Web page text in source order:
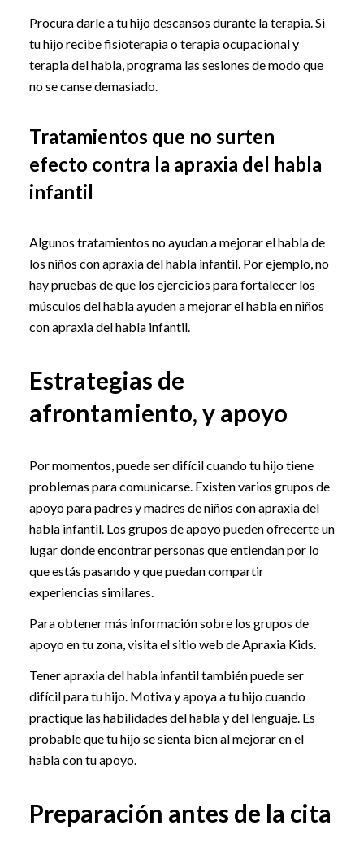
Procura darle a tu hijo descansos durante la terapia. Si
tu hijo recibe fisioterapia o terapia ocupacional y
terapia del habla, programa las sesiones de modo que
no se canse demasiado.
Tratamientos que no surten
efecto contra la apraxia del habla
infantil
Algunos tratamientos no ayudan a mejorar el habla de
los niños con apraxia del habla infantil. Por ejemplo, no
hay pruebas de que los ejercicios para fortalecer los
músculos del habla ayuden a mejorar el habla en niños
con apraxia del habla infantil.
Estrategias de
afrontamiento, y apoyo
Por momentos, puede ser difícil cuando tu hijo tiene
problemas para comunicarse. Existen varios grupos de
apoyo para padres y madres de niños con apraxia del
habla infantil. Los grupos de apoyo pueden ofrecerte un
lugar donde encontrar personas que entiendan por lo
que estás pasando y que puedan compartir
experiencias similares.
Para obtener más información sobre los grupos de
apoyo en tu zona, visita el sitio web de Apraxia Kids.
Tener apraxia del habla infantil también puede ser
difícil para tu hijo. Motiva y apoya a tu hijo cuando
practique las habilidades del habla y del lenguaje. Es
probable que tu hijo se sienta bien al mejorar en el
habla con tu apoyo.
Preparación antes de la cita